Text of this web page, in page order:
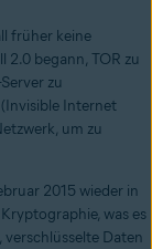
früher keine
begann, TOR zu
zu
Internet
um zu
2015 wieder in
was es
Daten